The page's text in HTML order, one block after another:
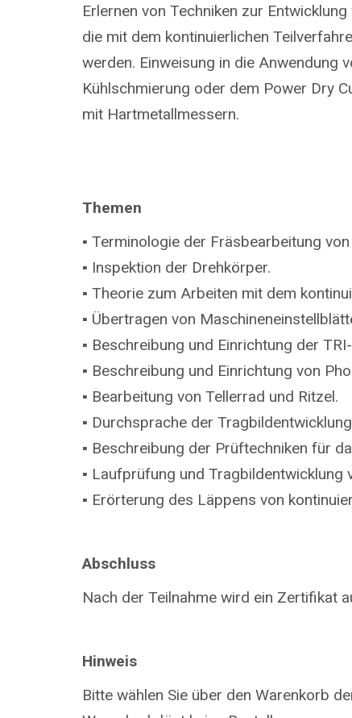
Erlernen von Techniken zur
die mit dem kontinuierlichen
werden. Einweisung in die Anwendung
Kühlschmierung oder dem Power Dry
mit Hartmetallmessern.
Themen
▪ Terminologie der Fräsbearbeitung
▪ Inspektion der Drehkörper.
▪ Theorie zum Arbeiten mit dem
▪ Übertragen von
▪ Beschreibung und Einrichtung der
▪ Beschreibung und Einrichtung von
▪ Bearbeitung von Tellerrad und Ritzel.
▪ Durchsprache der
▪ Beschreibung der Prüftechniken für
▪ Laufprüfung und Tragbildentwicklung
▪ Erörterung des Läppens von
Abschluss
Nach der Teilnahme wird ein Zertifikat
Hinweis
Bitte wählen Sie über den Warenkorb